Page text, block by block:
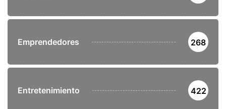
Emprendedores 268
Entretenimiento 422